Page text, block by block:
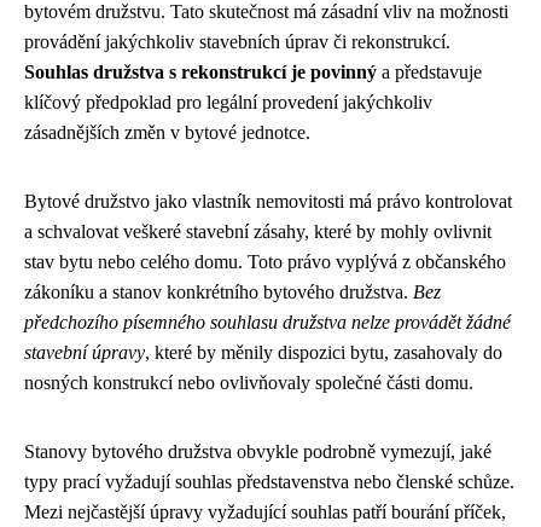
bytovém družstvu. Tato skutečnost má zásadní vliv na možnosti
provádění jakýchkoliv stavebních úprav či rekonstrukcí.
Souhlas družstva s rekonstrukcí je povinný a představuje
klíčový předpoklad pro legální provedení jakýchkoliv
zásadnějších změn v bytové jednotce.
Bytové družstvo jako vlastník nemovitosti má právo kontrolovat
a schvalovat veškeré stavební zásahy, které by mohly ovlivnit
stav bytu nebo celého domu. Toto právo vyplývá z občanského
zákoníku a stanov konkrétního bytového družstva. Bez
předchozího písemného souhlasu družstva nelze provádět žádné
stavební úpravy, které by měnily dispozici bytu, zasahovaly do
nosných konstrukcí nebo ovlivňovaly společné části domu.
Stanovy bytového družstva obvykle podrobně vymezují, jaké
typy prací vyžadují souhlas představenstva nebo členské schůze.
Mezi nejčastější úpravy vyžadující souhlas patří bourání příček,